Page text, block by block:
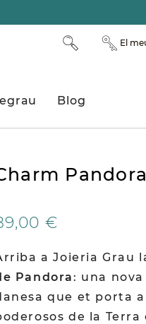
El
Blog
€
a Joieria Grau
Pandora: una
que et porta
de la